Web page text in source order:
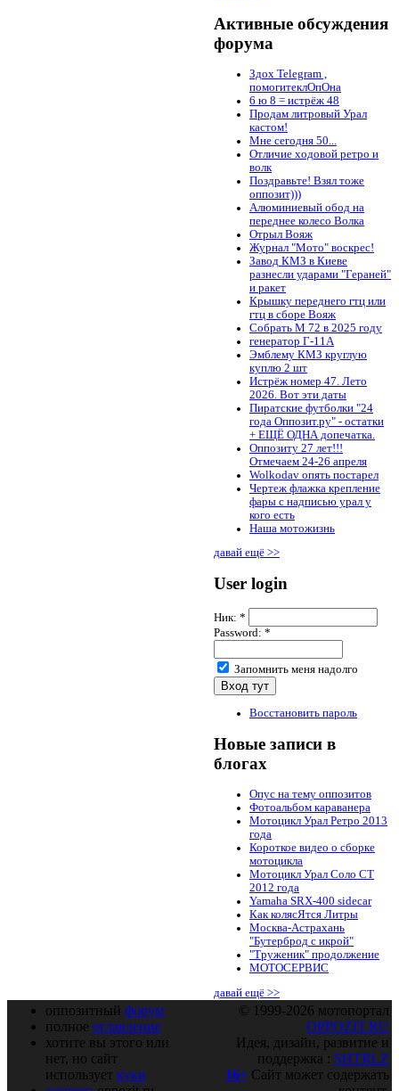
Активные обсуждения
форума
Здох Telegram ,
помогитеклОпОна
6 ю 8 = истрёж 48
Продам литровый Урал
кастом!
Мне сегодня 50...
Отличие ходовой ретро и
волк
Поздравьте! Взял тоже
оппозит)))
Алюминиевый обод на
переднее колесо Волка
Отрыл Вояж
Журнал "Мото" воскрес!
Завод КМЗ в Киеве
разнесли ударами "Гераней"
и ракет
Крышку переднего гтц или
гтц в сборе Вояж
Собрать М 72 в 2025 году
генератор Г-11А
Эмблему КМЗ круглую
куплю 2 шт
Истрёж номер 47. Лето
2026. Вот эти даты
Пиратские футболки "24
года Оппозит.ру" - остатки
+ ЕЩЁ ОДНА допечатка.
Оппозиту 27 лет!!!
Отмечаем 24-26 апреля
Wolkodav опять постарел
Чертеж флажка крепление
фары с надписью урал у
кого есть
Наша мотожизнь
давай ещё >>
User login
Ник: *
Password: *
Запомнить меня надолго
Восстановить пароль
Новые записи в
блогах
Опус на тему оппозитов
Фотоальбом караванера
Мотоцикл Урал Ретро 2013
года
Короткое видео о сборке
мотоцикла
Мотоцикл Урал Соло СТ
2012 года
Yamaha SRX-400 sidecar
Как колясЯтся Литры
Москва-Астрахань
"Бутерброд с икрой"
"Труженик" продолжение
МОТОСЕРВИС
давай ещё >>
оппозитный форум
полное оглавление
хотите вы этого или
нет, но сайт
использует куки
© 1999-2026 мотопортал
OPPOZIT.RU
Идея, дизайн, развитие и
поддержка : SHTRLZ
16+ Сайт может содержать